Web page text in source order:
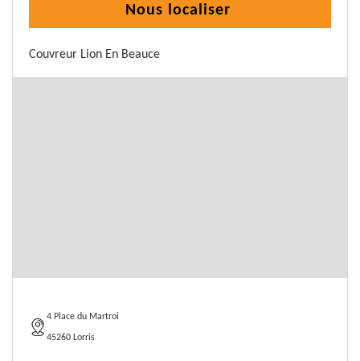
Nous localiser
Couvreur Lion En Beauce
4 Place du Martroi
45260 Lorris